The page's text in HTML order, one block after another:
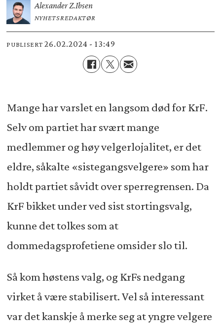
Alexander Z.Ibsen
NYHETSREDAKTØR
PUBLISERT 26.02.2024 - 13:49
Mange har varslet en langsom død for KrF.
Selv om partiet har svært mange
medlemmer og høy velgerlojalitet, er det
eldre, såkalte «sistegangsvelgere» som har
holdt partiet såvidt over sperregrensen. Da
KrF bikket under ved sist stortingsvalg,
kunne det tolkes som at
dommedagsprofetiene omsider slo til.
Så kom høstens valg, og KrFs nedgang
virket å være stabilisert. Vel så interessant
var det kanskje å merke seg at yngre velgere